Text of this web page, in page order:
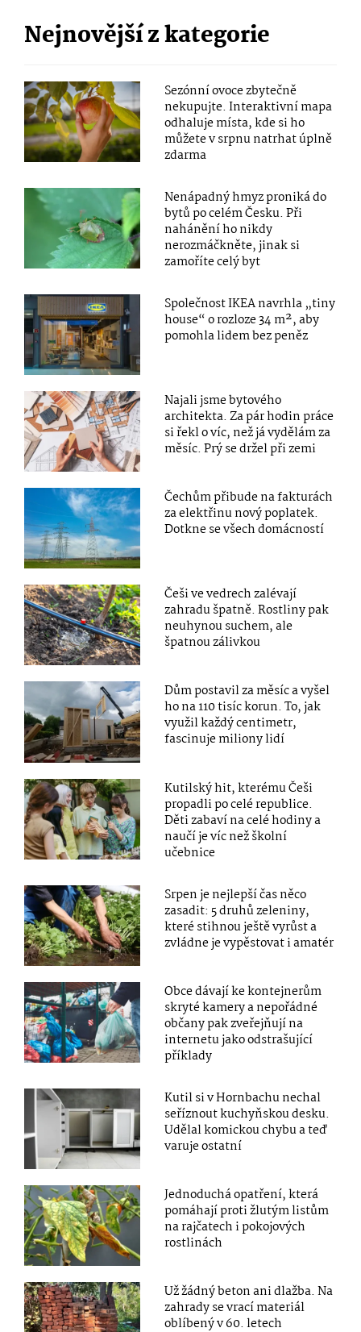
Nejnovější z kategorie
Sezónní ovoce zbytečně
nekupujte. Interaktivní mapa
odhaluje místa, kde si ho
můžete v srpnu natrhat úplně
zdarma
Nenápadný hmyz proniká do
bytů po celém Česku. Při
nahánění ho nikdy
nerozmáčkněte, jinak si
zamoříte celý byt
Společnost IKEA navrhla „tiny
house“ o rozloze 34 m², aby
pomohla lidem bez peněz
Najali jsme bytového
architekta. Za pár hodin práce
si řekl o víc, než já vydělám za
měsíc. Prý se držel při zemi
Čechům přibude na fakturách
za elektřinu nový poplatek.
Dotkne se všech domácností
Češi ve vedrech zalévají
zahradu špatně. Rostliny pak
neuhynou suchem, ale
špatnou zálivkou
Dům postavil za měsíc a vyšel
ho na 110 tisíc korun. To, jak
využil každý centimetr,
fascinuje miliony lidí
Kutilský hit, kterému Češi
propadli po celé republice.
Děti zabaví na celé hodiny a
naučí je víc než školní
učebnice
Srpen je nejlepší čas něco
zasadit: 5 druhů zeleniny,
které stihnou ještě vyrůst a
zvládne je vypěstovat i amatér
Obce dávají ke kontejnerům
skryté kamery a nepořádné
občany pak zveřejňují na
internetu jako odstrašující
příklady
Kutil si v Hornbachu nechal
seříznout kuchyňskou desku.
Udělal komickou chybu a teď
varuje ostatní
Jednoduchá opatření, která
pomáhají proti žlutým listům
na rajčatech i pokojových
rostlinách
Už žádný beton ani dlažba. Na
zahrady se vrací materiál
oblíbený v 60. letech